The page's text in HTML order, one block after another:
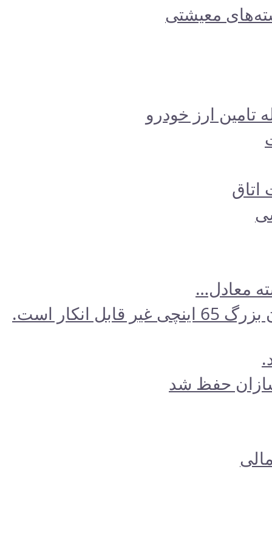
اتاق
برای کسانی که از تجربه سینمایی در خانه خود لذت می‌برند، جذابیت یک تلویزیون بزرگ 65 اینچی غیر قابل انکار است.